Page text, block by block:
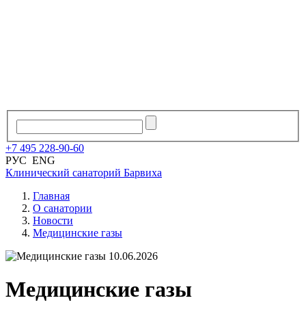
+7 495 228-90-60
РУС ENG
Клинический санаторий Барвиха
Главная
О санатории
Новости
Медицинские газы
10.06.2026
Медицинские газы